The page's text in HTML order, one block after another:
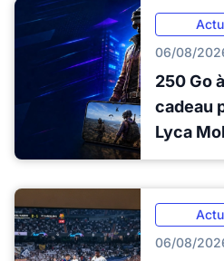
06/08/
250 Go
cadeau
Lyca
06/08/